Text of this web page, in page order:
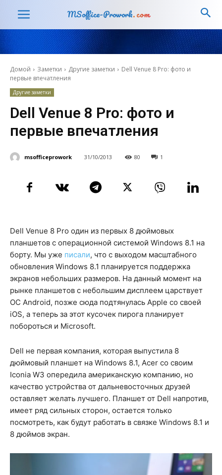
MSoffice-Prowork.com
Домой Заметки Другие заметки
Dell Venue 8 Pro: фото и
первые впечатления
Другие заметки
Dell Venue 8 Pro: фото и
первые впечатления
msofficeprowork 31/10/2013 80 1
Dell Venue 8 Pro один из первых 8 дюймовых
планшетов с операционной системой Windows 8.1 на
борту. Мы уже писали, что с выходом масштабного
обновления Windows 8.1 планируется поддержка
экранов небольших размеров. На данный момент на
рынке планшетов с небольшим дисплеем царствует
ОС Android, позже сюда подтянулась Apple со своей
iOS, а теперь за этот кусочек пирога планирует
побороться и Microsoft.
Dell не первая компания, которая выпустила 8
дюймовый планшет на Windows 8.1, Acer со своим
Iconia W3 опередила американскую компанию, но
качество устройства от дальневосточных друзей
оставляет желать лучшего. Планшет от Dell напротив,
имеет ряд сильных сторон, остается только
посмотреть, как будут работать в связке Windows 8.1 и
8 дюймов экран.